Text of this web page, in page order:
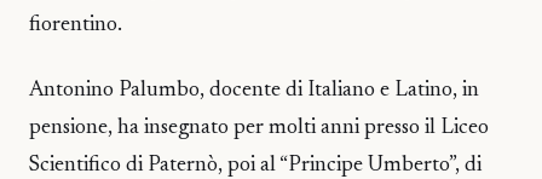
fiorentino.
Antonino Palumbo, docente di Italiano e Latino, in
pensione, ha insegnato per molti anni presso il Liceo
Scientifico di Paternò, poi al “Principe Umberto”, di